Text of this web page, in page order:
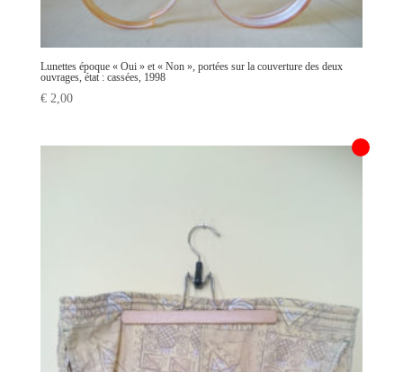
Lunettes époque « Oui » et « Non », portées sur la couverture des deux
ouvrages, état : cassées, 1998
€2,00